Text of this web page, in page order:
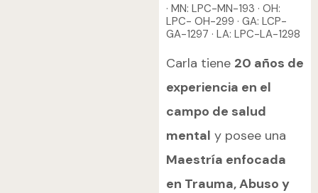
· MN: LPC-MN-193 · OH:
LPC- OH-299 · GA: LCP-
GA-1297 · LA: LPC-LA-1298
Carla tiene 20 años de
experiencia en el
campo de salud
mental y posee una
Maestría enfocada
en Trauma, Abuso y